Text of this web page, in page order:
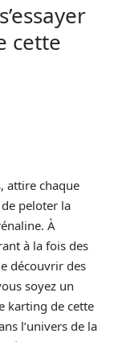
cette
attire chaque
peloter la
À
à la fois des
découvrir des
soyez un
karting de cette
l’univers de la